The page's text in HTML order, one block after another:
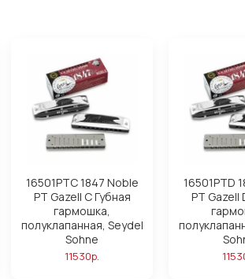
16501PTC 1847 Noble
PT Gazell C Губная
гармошка,
полуклапанная, Seydel
Sohne
11530р.
16501PTD
PT Gazell